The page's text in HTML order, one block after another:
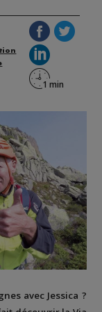
avec Jessica ?